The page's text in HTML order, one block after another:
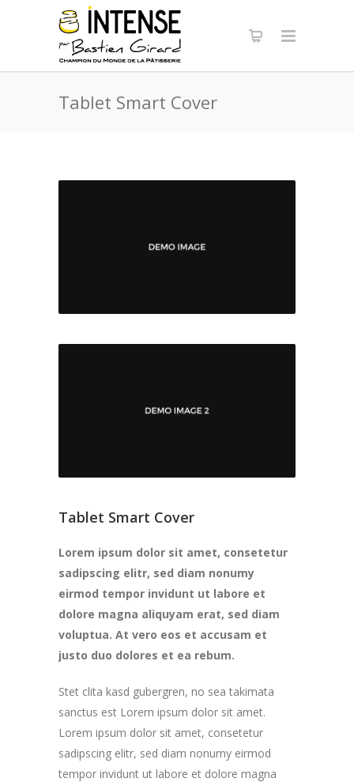
Panneau de gestion des cookies
Tablet Smart Cover
Tablet Smart Cover
Lorem ipsum dolor sit amet, consetetur
sadipscing elitr, sed diam nonumy
eirmod tempor invidunt ut labore et
dolore magna aliquyam erat, sed diam
voluptua. At vero eos et accusam et
justo duo dolores et ea rebum.
Stet clita kasd gubergren, no sea takimata
sanctus est Lorem ipsum dolor sit amet.
Lorem ipsum dolor sit amet, consetetur
sadipscing elitr, sed diam nonumy eirmod
tempor invidunt ut labore et dolore magna